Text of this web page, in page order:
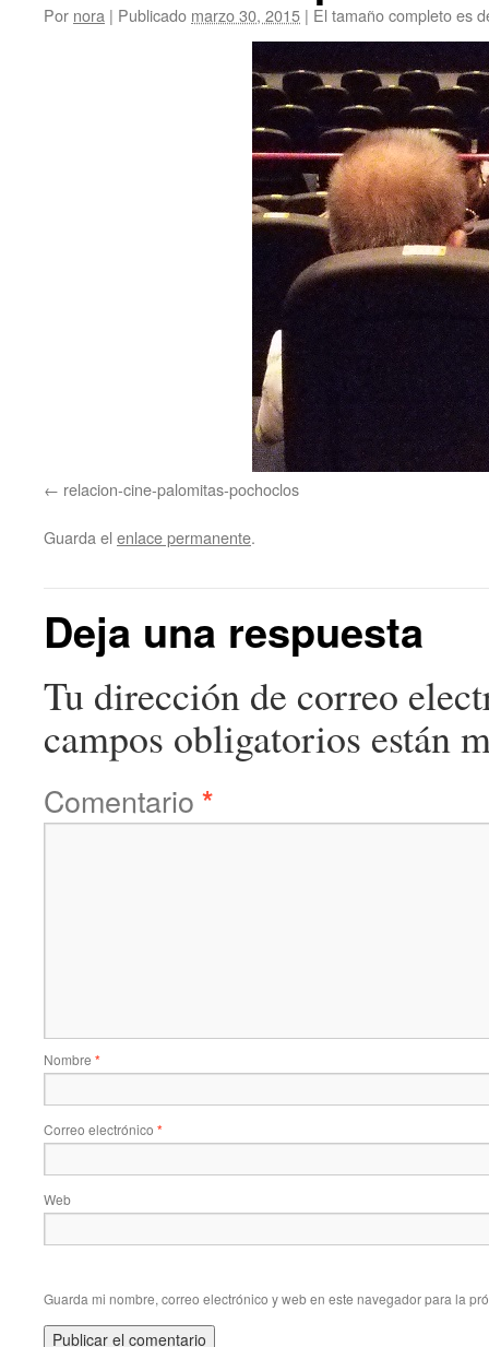
Por nora | Publicado marzo 30, 2015 | El tamaño completo es
relacion-cine-palomitas-pochoclos
Guarda el enlace permanente.
Deja una respuesta
Tu dirección de correo
campos obligatorios están
Comentario *
Nombre *
Correo electrónico *
Web
Guarda mi nombre, correo electrónico y web en este navegador para la